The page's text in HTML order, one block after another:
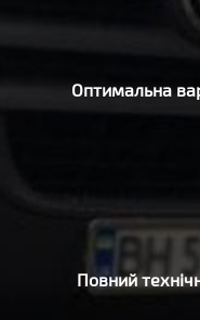
Оптимальна
Повний